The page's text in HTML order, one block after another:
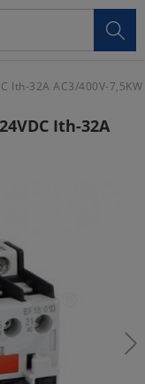

Ith-32A AC3/400V-7,5KW
Ith-32A